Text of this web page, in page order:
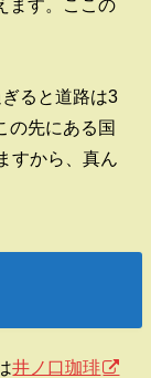
ます。ここの
ると道路は3
の先にある国
すから、真ん
井ノ口珈琲